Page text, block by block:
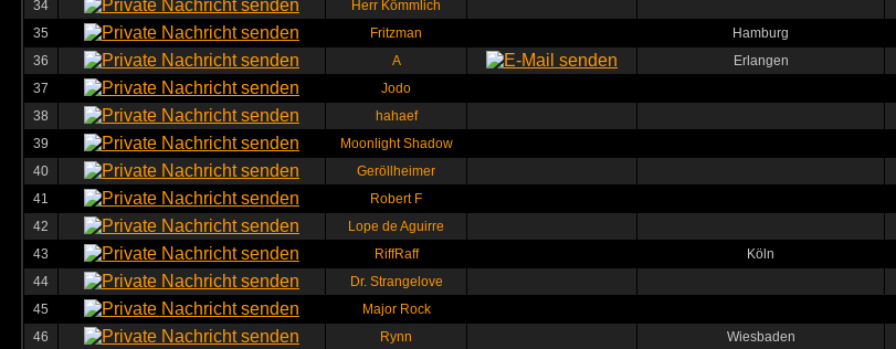
34
Herr Kömmlich
35
Fritzman Hamburg
36
A Erlangen
37
Jodo
38
hahaef
39
Moonlight Shadow
40
Geröllheimer
41
Robert F
42
Lope de Aguirre
43
RiffRaff Köln
44
Dr. Strangelove
45
Major Rock
46
Rynn Wiesbaden